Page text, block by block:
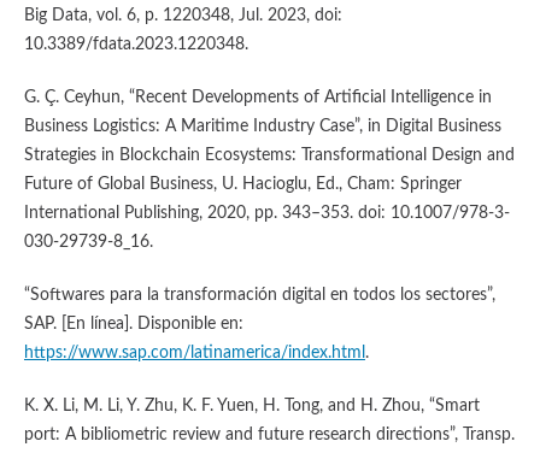
Big Data, vol. 6, p. 1220348, Jul. 2023, doi:
10.3389/fdata.2023.1220348.
G. Ç. Ceyhun, “Recent Developments of Artificial Intelligence in
Business Logistics: A Maritime Industry Case”, in Digital Business
Strategies in Blockchain Ecosystems: Transformational Design and
Future of Global Business, U. Hacioglu, Ed., Cham: Springer
International Publishing, 2020, pp. 343–353. doi: 10.1007/978-3-
030-29739-8_16.
“Softwares para la transformación digital en todos los sectores”,
SAP. [En línea]. Disponible en:
https://www.sap.com/latinamerica/index.html .
K. X. Li, M. Li, Y. Zhu, K. F. Yuen, H. Tong, and H. Zhou, “Smart
port: A bibliometric review and future research directions”, Transp.